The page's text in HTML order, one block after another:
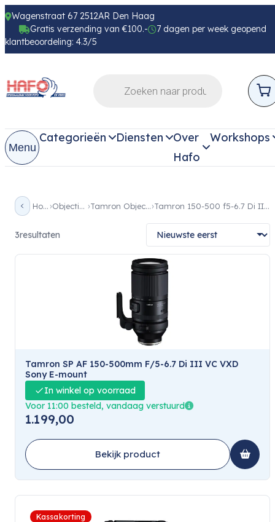
Wagenstraat 67 2512AR Den Haag
Gratis verzending van €100.-
7 dagen per week geopend
klantbeoordeling: 4.3/5
Menu
Categorieën Diensten
Over
Hafo
Workshops
Home Objectieven Tamron Objectieven Tamron 150-500 f5-6.7 Di III VC VXD
3resultaten
Tamron SP AF 150-500mm F/5-6.7 Di III VC VXD
Sony E-mount
In winkel op voorraad
Voor 11:00 besteld, vandaag verstuurd
1.199,00
Bekijk product
Kassakorting